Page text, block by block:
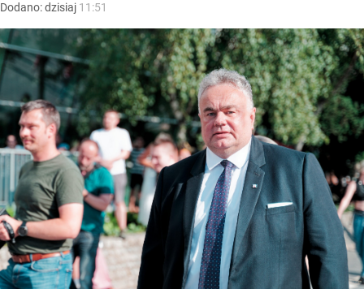
Dodano:dzisiaj 11:51